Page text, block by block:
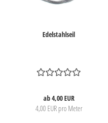
Edelstahlseil
ab 4,00 EUR
4,00 EUR pro Meter